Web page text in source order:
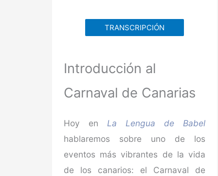
TRANSCRIPCIÓN
Introducción al
Carnaval de Canarias
Hoy enLa Lengua de Babel
hablaremos sobre uno de los
eventos más vibrantes de la vida
de los canarios: el Carnaval de